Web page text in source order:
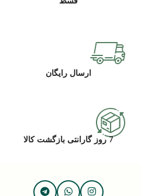
ارسال رایگان
7 روز گارانتی بازگشت کالا